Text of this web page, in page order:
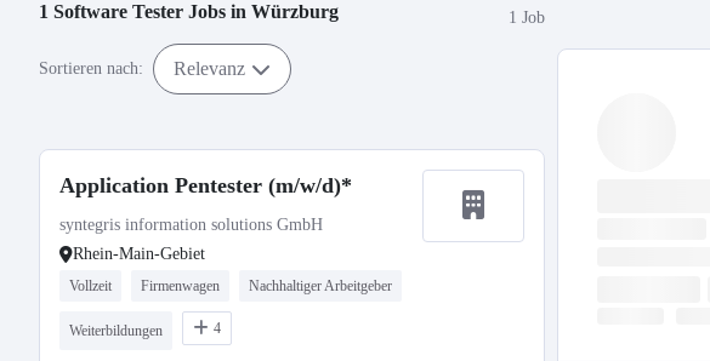
1 Software Tester Jobs in Würzburg 1 Job
Sortieren nach: Relevanz
Application Pentester (m/w/d)*
syntegris information solutions GmbH
Rhein-Main-Gebiet
Vollzeit Firmenwagen Nachhaltiger Arbeitgeber
Weiterbildungen 4